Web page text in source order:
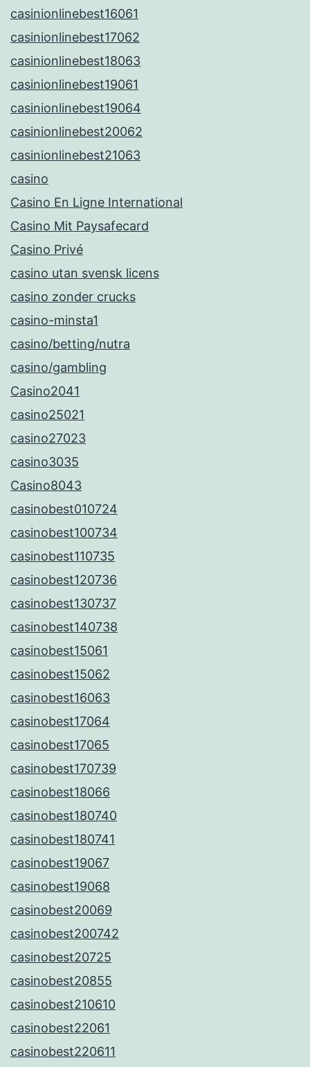
casinionlinebest16061
casinionlinebest17062
casinionlinebest18063
casinionlinebest19061
casinionlinebest19064
casinionlinebest20062
casinionlinebest21063
casino
Casino En Ligne International
Casino Mit Paysafecard
Casino Privé
casino utan svensk licens
casino zonder crucks
casino-minsta1
casino/betting/nutra
casino/gambling
Casino2041
casino25021
casino27023
casino3035
Casino8043
casinobest010724
casinobest100734
casinobest110735
casinobest120736
casinobest130737
casinobest140738
casinobest15061
casinobest15062
casinobest16063
casinobest17064
casinobest17065
casinobest170739
casinobest18066
casinobest180740
casinobest180741
casinobest19067
casinobest19068
casinobest20069
casinobest200742
casinobest20725
casinobest20855
casinobest210610
casinobest22061
casinobest220611